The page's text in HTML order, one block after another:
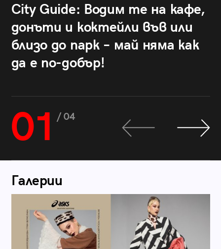
City Guide: Водим те на кафе,
донъти и коктейли във или
близо до парк – май няма как
да е по-добър!
01 / 04
Галерии